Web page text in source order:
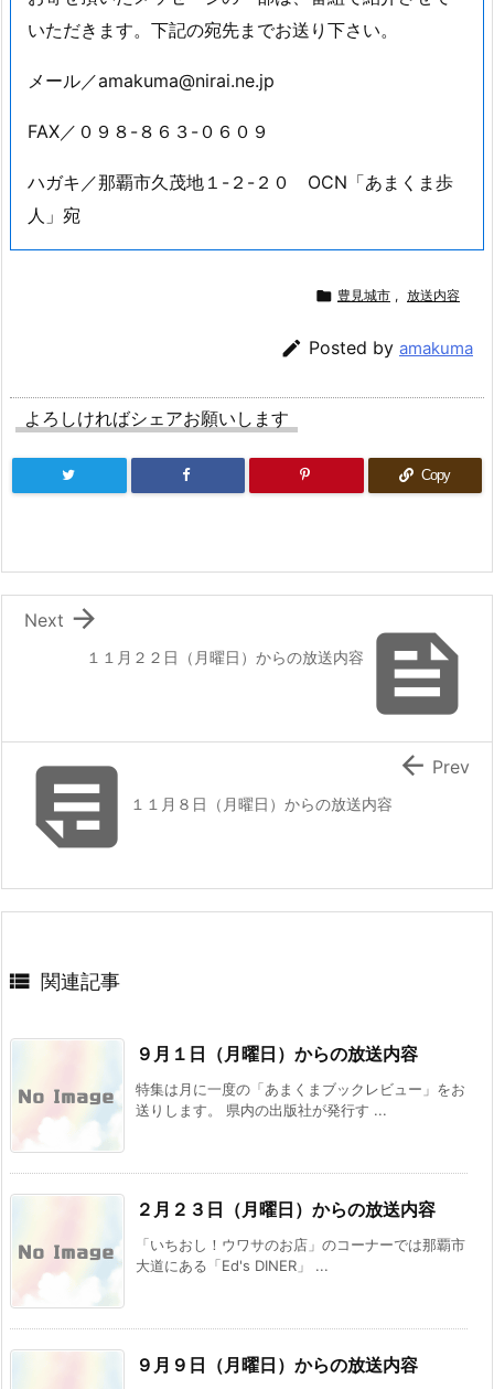
いただきます。下記の宛先までお送り下さい。
メール／amakuma@nirai.ne.jp
FAX／０９８-８６３-０６０９
ハガキ／那覇市久茂地１-２-２０ OCN「あまくま歩
人」宛
 豊見城市 , 放送内容
 Posted by amakuma
よろしければシェアお願いします
Copy

１１月２２日（月曜日）からの放送内容

Next
 １１月８日（月曜日）からの放送内容
 Prev
 関連記事
９月１日（月曜日）からの放送内容
特集は月に一度の「あまくまブックレビュー」をお
送りします。 県内の出版社が発行す ...
２月２３日（月曜日）からの放送内容
「いちおし！ウワサのお店」のコーナーでは那覇市
大道にある「Ed's DINER」 ...
９月９日（月曜日）からの放送内容